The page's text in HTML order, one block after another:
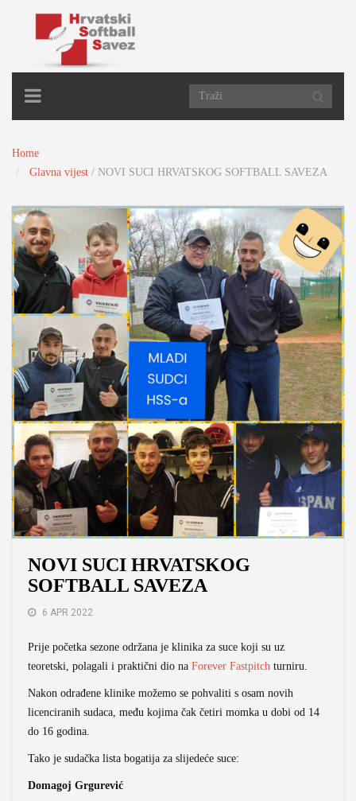
TOGGLE
Home
Glavna vijest / NOVI SUCI HRVATSKOG SOFTBALL SAVEZA
NOVI SUCI HRVATSKOG
SOFTBALL SAVEZA
6 APR 2022
Prije početka sezone održana je klinika za suce koji su uz
teoretski, polagali i praktični dio na Forever Fastpitch turniru.
Nakon odrađene klinike možemo se pohvaliti s osam novih
licenciranih sudaca, među kojima čak četiri momka u dobi od 14
do 16 godina.
Tako je sudačka lista bogatija za slijedeće suce:
Domagoj Grgurević